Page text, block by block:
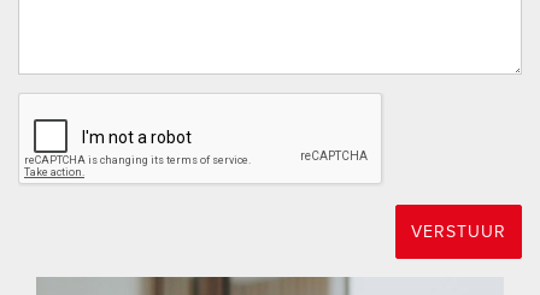
is. De plaatselijke super brengt de boodschappen zo nodig
graag bij u thuis.
ENTHOUSIAST?
Dat is mogelijk tijdens kantooruren, maar ook ’s avonds en
op zaterdag. Bekijk onze website voor extra informatie over
VERSTUUR